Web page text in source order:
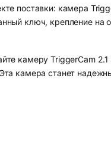
поставки: камера
ключ, крепление на
камеру TriggerCam
камера станет